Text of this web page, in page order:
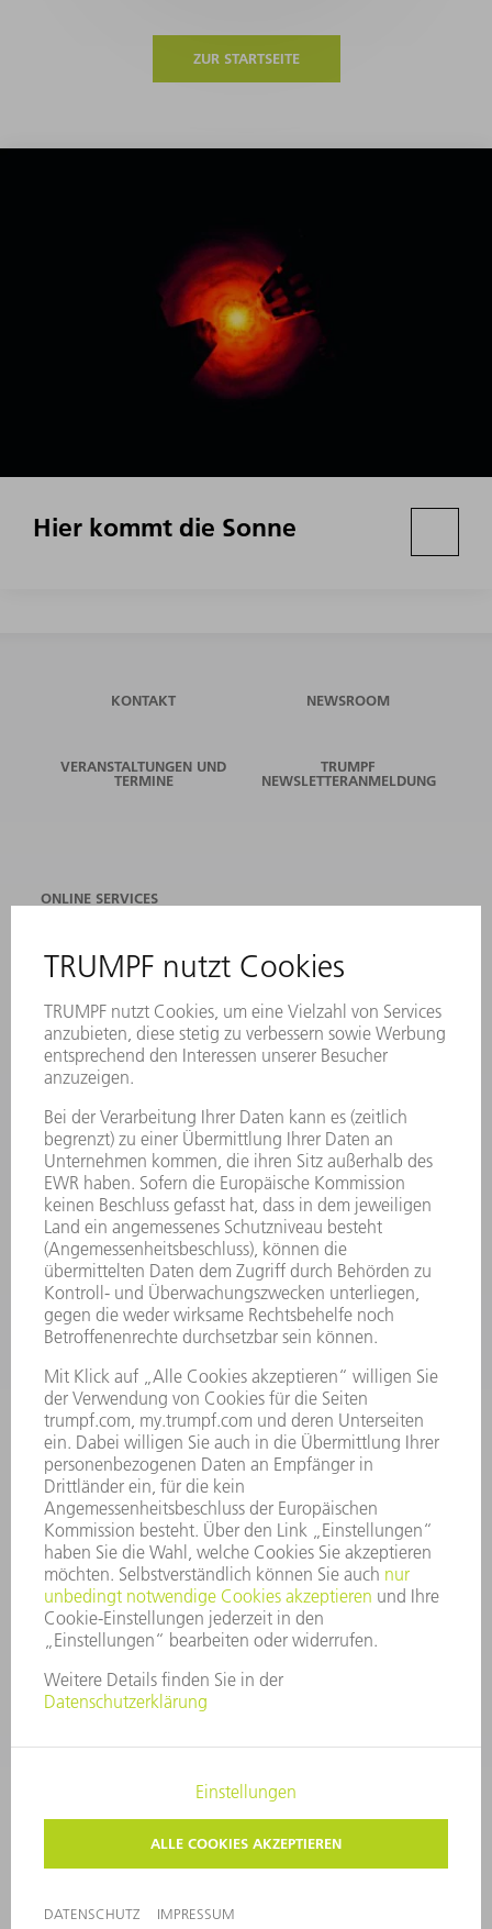
ZUR STARTSEITE
Hier kommt die Sonne
KONTAKT NEWSROOM
VERANSTALTUNGEN UND
TERMINE
TRUMPF
NEWSLETTERANMELDUNG
ONLINE SERVICES
STANDORTE
NEWSLETTER-ANMELDUNG
MYTRUMPF
SICHERHEITSDATENBLÄTTER
PRODUKTE
LASER
LEISTUNGSELEKTRONIK
ELEKTROWERKZEUGE
SMART FACTORY
SOFTWARE
SERVICES
ANWENDUNGEN
BRANCHEN
UNTERNEHMEN
KARRIERE
STELLENANGEBOTE
VORSTAND
GESCHÄFTSBERICHT
UNTERNEHMENSGRUNDSÄTZE
COMPLIANCE
HINWEISGEBERSYSTEM
SECURITY
PRESSEMITTEILUNGEN
MAGAZINE
LIEFERANTEN
NACHHALTIGKEIT
UMWELT & KLIMA
SOZIALES & GESELLSCHAFT
UNTERNEHMENSFÜHRUNG
IMPRESSUM DATENSCHUTZ
COPYRIGHT
PRIVATSPHÄRE-EINSTELLUNGEN